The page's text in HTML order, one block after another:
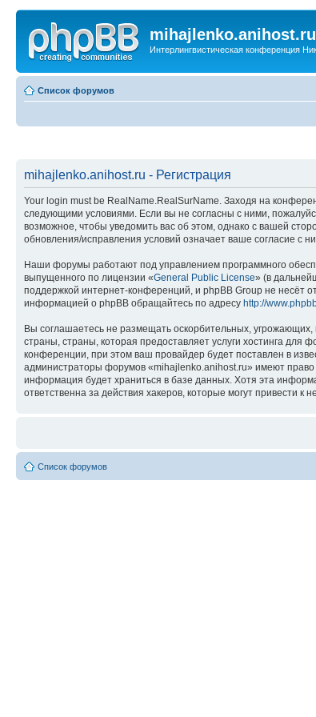
mihajlenko.anihost.ru
Интерлингвистическая конференция
Список форумов
mihajlenko.anihost.ru - Регистрация
Your login must be RealName.RealSurName. Заходя на
следующими условиями. Если вы не согласны с ними,
возможное, чтобы уведомить вас об этом, однако с вашей
обновления/исправления условий означает ваше согласие с
Наши форумы работают под управлением программного
выпущенного по лицензии «General Public License» (в
поддержкой интернет-конференций, и phpBB Group не несёт
информацией о phpBB обращайтесь по адресу http://
Вы соглашаетесь не размещать оскорбительных,
страны, страны, которая предоставляет услуги хостинга
конференции, при этом ваш провайдер будет поставлен в
администраторы форумов «mihajlenko.anihost.ru» имеют право
информация будет храниться в базе данных. Хотя эта
ответственна за действия хакеров, которые могут привести к
Список форумов